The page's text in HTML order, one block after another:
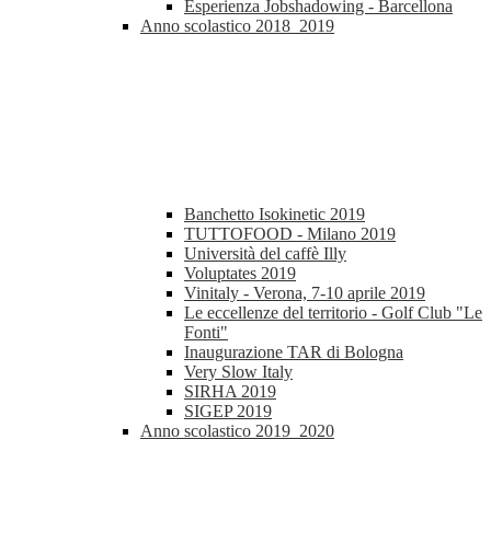
Esperienza Jobshadowing - Barcellona
Anno scolastico 2018_2019
Banchetto Isokinetic 2019
TUTTOFOOD - Milano 2019
Università del caffè Illy
Voluptates 2019
Vinitaly - Verona, 7-10 aprile 2019
Le eccellenze del territorio - Golf Club "Le
Fonti"
Inaugurazione TAR di Bologna
Very Slow Italy
SIRHA 2019
SIGEP 2019
Anno scolastico 2019_2020